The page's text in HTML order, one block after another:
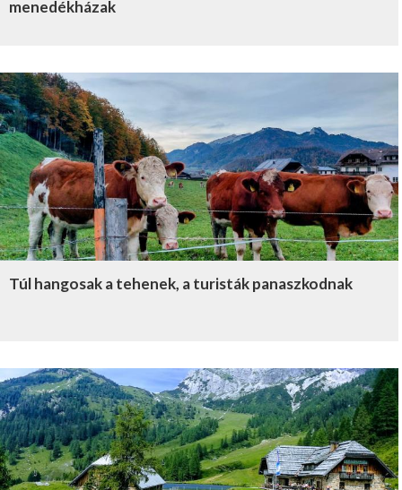
menedékházak
Túl hangosak a tehenek, a turisták panaszkodnak